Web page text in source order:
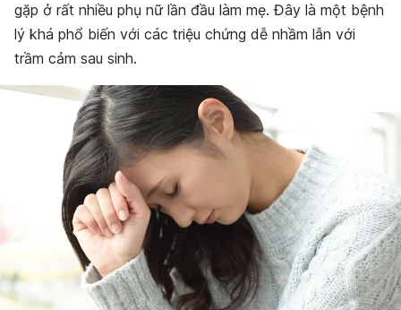
gặp ở rất nhiều phụ nữ lần đầu làm mẹ. Đây là một bệnh
lý khá phổ biến với các triệu chứng dễ nhầm lẫn với
trầm cảm sau sinh.